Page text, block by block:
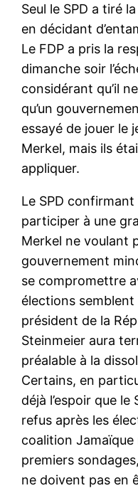
Seul le SPD a tiré
en décidant
Le FDP a pris la
dimanche soir
considérant qu’il
qu’un
essayé de jouer le
Merkel, mais ils
appliquer.
Le SPD
participer à une
Merkel ne voulant
gouvernement
se compromettre
élections
président de la
Steinmeier aura
préalable à la
Certains, en
déjà l’espoir que
refus après les
coalition Jamaïque
premiers
ne doivent pas en